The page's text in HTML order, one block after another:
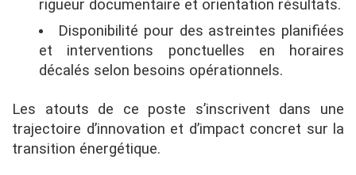
rigueur documentaire et orientation résultats.
Disponibilité pour des astreintes planifiées
et interventions ponctuelles en horaires
décalés selon besoins opérationnels.
Les atouts de ce poste s’inscrivent dans une
trajectoire d’innovation et d’impact concret sur la
transition énergétique.